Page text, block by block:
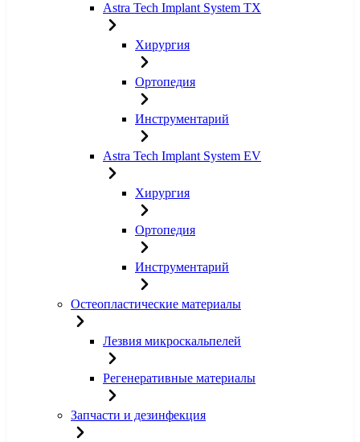
Astra Tech Implant System TX
Хирургия
Ортопедия
Инструментарий
Astra Tech Implant System EV
Хирургия
Ортопедия
Инструментарий
Остеопластические материалы
Лезвия микроскальпелей
Регенеративные материалы
Запчасти и дезинфекция